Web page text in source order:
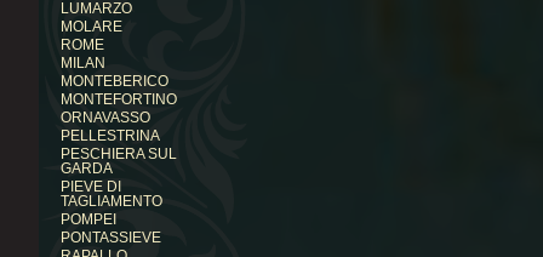
LUMARZO
MOLARE
ROME
MILAN
MONTEBERICO
MONTEFORTINO
ORNAVASSO
PELLESTRINA
PESCHIERA SUL
GARDA
PIEVE DI
TAGLIAMENTO
POMPEI
PONTASSIEVE